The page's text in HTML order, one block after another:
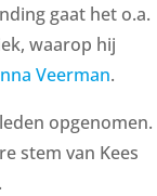
gaat het o.a.
waarop hij
Veerman.
opgenomen.
stem van Kees